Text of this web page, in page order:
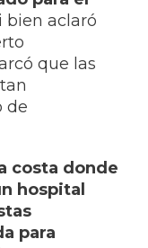
bien aclaró
que las
de
costa donde
hospital
para